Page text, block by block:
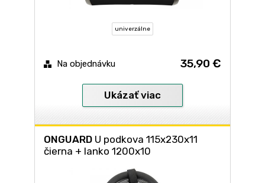
univerzálne
Na objednávku 35,90 €
Ukázať viac
ONGUARD U podkova 115x230x11
čierna + lanko 1200x10